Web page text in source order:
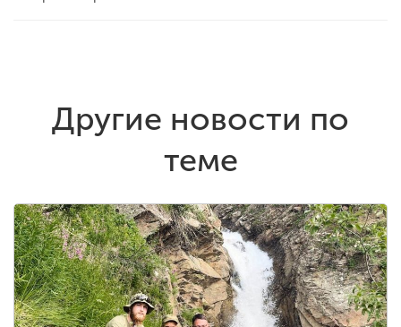
Другие новости по
теме